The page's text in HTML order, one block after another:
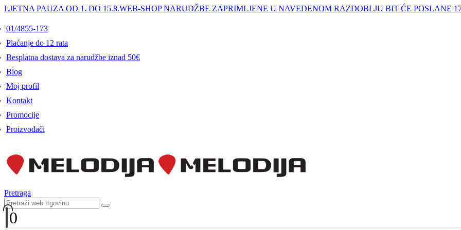
LJETNA PAUZA OD 1. DO 15.8.WEB-SHOP NARUDŽBE ZAPRIMLJENE U NAVEDENOM RAZDOBLJU BIT ĆE POSLANE
01/4855-173
Plaćanje do 12 rata
Besplatna dostava za narudžbe iznad 50€
Blog
Moj profil
Kontakt
Promocije
Proizvođači
Pretraga
0